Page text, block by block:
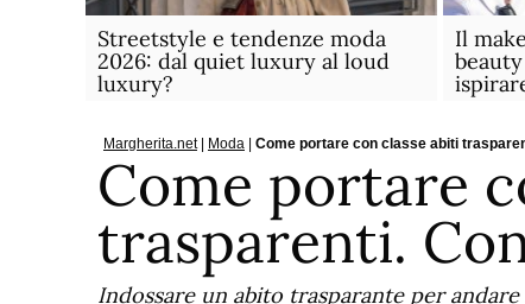
Streetstyle e tendenze moda
2026: dal quiet luxury al loud
luxury?
Il
Margherita.net| Moda | Come portare con classe abiti
Come portare
trasparenti.
Indossare un abito trasparante per